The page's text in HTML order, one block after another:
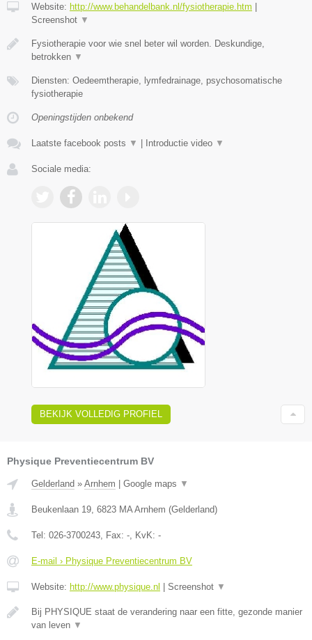
Website: http://www.behandelbank.nl/fysiotherapie.htm |
Screenshot ▼
Fysiotherapie voor wie snel beter wil worden. Deskundige,
betrokken ▼
Diensten: Oedeemtherapie, lymfedrainage, psychosomatische
fysiotherapie
Openingstijden onbekend
Laatste facebook posts ▼ | Introductie video ▼
Sociale media:
BEKIJK VOLLEDIG PROFIEL
Physique Preventiecentrum BV
Gelderland » Arnhem Google maps ▼
Beukenlaan 19 6823 MA Arnhem (Gelderland)
Tel: 026-3700243 , Fax: - , KvK: -
E-mail › Physique Preventiecentrum BV
Website: http://www.physique.nl Screenshot ▼
Bij PHYSIQUE staat de verandering naar een fitte, gezonde manier
van leven ▼